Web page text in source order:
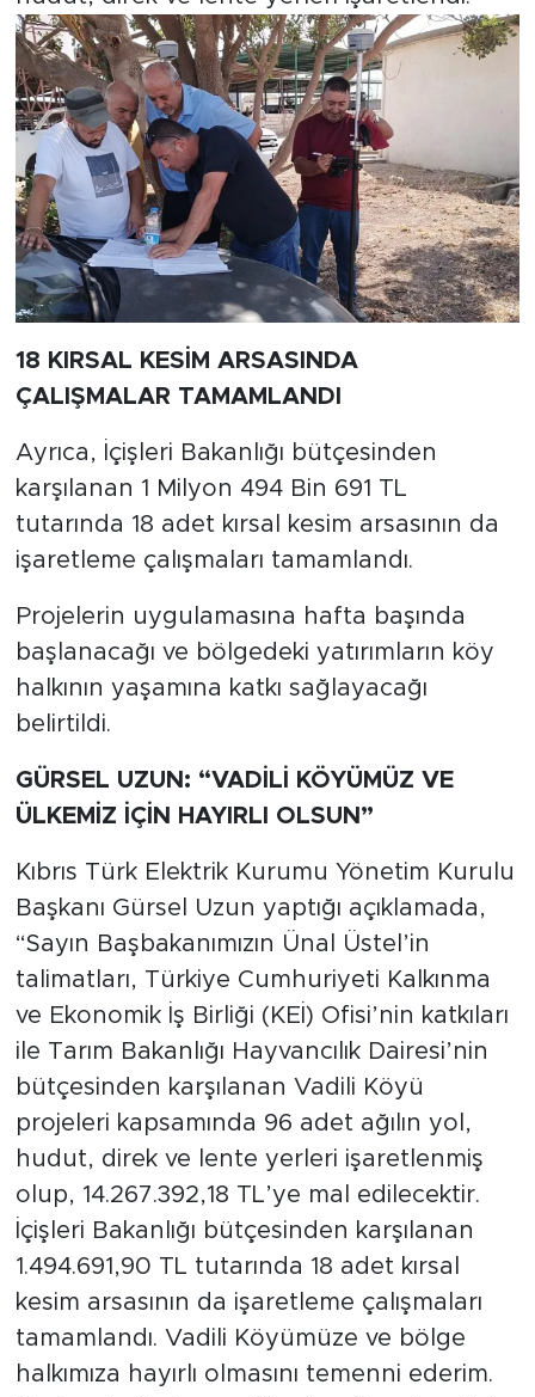
18 KIRSAL KESİM ARSASINDA
ÇALIŞMALAR TAMAMLANDI
Ayrıca, İçişleri Bakanlığı bütçesinden
karşılanan 1 Milyon 494 Bin 691 TL
tutarında 18 adet kırsal kesim arsasının da
işaretleme çalışmaları tamamlandı.
Projelerin uygulamasına hafta başında
başlanacağı ve bölgedeki yatırımların köy
halkının yaşamına katkı sağlayacağı
belirtildi.
GÜRSEL UZUN: “VADİLİ KÖYÜMÜZ VE
ÜLKEMİZ İÇİN HAYIRLI OLSUN”
Kıbrıs Türk Elektrik Kurumu Yönetim Kurulu
Başkanı Gürsel Uzun yaptığı açıklamada,
“Sayın Başbakanımızın Ünal Üstel’in
talimatları, Türkiye Cumhuriyeti Kalkınma
ve Ekonomik İş Birliği (KEİ) Ofisi’nin katkıları
ile Tarım Bakanlığı Hayvancılık Dairesi’nin
bütçesinden karşılanan Vadili Köyü
projeleri kapsamında 96 adet ağılın yol,
hudut, direk ve lente yerleri işaretlenmiş
olup, 14.267.392,18 TL’ye mal edilecektir.
İçişleri Bakanlığı bütçesinden karşılanan
1.494.691,90 TL tutarında 18 adet kırsal
kesim arsasının da işaretleme çalışmaları
tamamlandı. Vadili Köyümüze ve bölge
halkımıza hayırlı olmasını temenni ederim.